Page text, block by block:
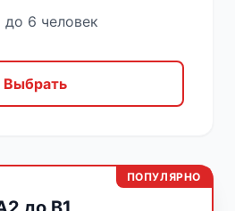
6 человек
Выбрать
ПОПУЛЯРНО